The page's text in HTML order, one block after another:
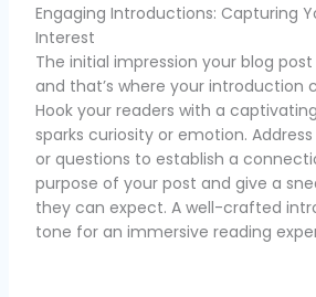
Engaging Introductions: Capturing
Interest
The initial impression your blog
and that’s where your introduction
Hook your readers with a
sparks curiosity or emotion.
or questions to establish a
purpose of your post and give a
they can expect. A well-crafted
tone for an immersive reading